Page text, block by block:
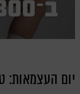
יום העצמאות: